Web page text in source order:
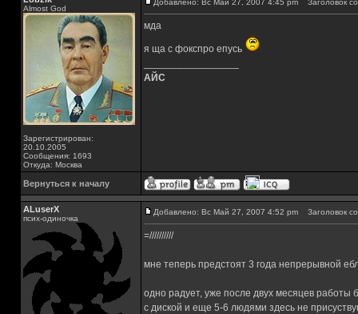
Almost God
Зарегистрирован:
20.10.2005
Сообщения: 1693
Откуда: Москва
Добавлено: Вс Май 27, 2007 4:45 pm Заголовок
мда
я ща с фокспро епусь
АЙС
Вернуться к началу
ALuserX
псих-одиночка
Добавлено: Вс Май 27, 2007 4:52 pm Заголовок
=//////////
мне теперь предстоят 3 года непрерывной
одно радует, уже после двух месяцев работы
с диской и еще 5-6 людями здесь не